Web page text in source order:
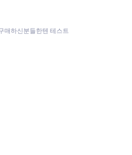
매하신분들한텐 테스트